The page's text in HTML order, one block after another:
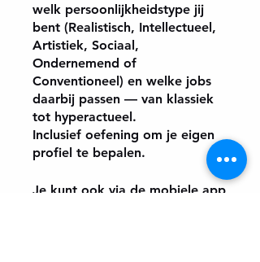
welk persoonlijkheidstype jij
bent (Realistisch, Intellectueel,
Artistiek, Sociaal,
Ondernemend of
Conventioneel) en welke jobs
daarbij passen — van klassiek
tot hyperactueel.
Inclusief oefening om je eigen
profiel te bepalen.
Je kunt ook via de mobiele app